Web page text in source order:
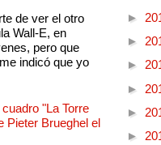
de ver el otro
Wall-E, en
pero que
indicó que yo
"La Torre
Pieter Brueghel el
►
►
►
►
►
►